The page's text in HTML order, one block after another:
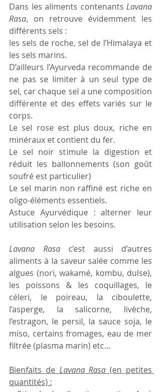
Dans les aliments contenants Lavana
Rasa, on retrouve évidemment les
différents sels :
les sels de roche, sel de l’Himalaya et
les sels marins.
D’ailleurs l’Ayurveda recommande de
ne pas se limiter à un seul type de
sel, car chaque sel a une composition
différente et des effets variés sur le
corps.
Le sel rose est plus doux, riche en
minéraux et contient du fer.
Le sel noir stimule la digestion et
réduit les ballonnements (son goût
soufré est particulier)
Le sel marin non raffiné est riche en
oligo-éléments essentiels.
Astuce Ayurvédique : alterner leur
utilisation selon les besoins.
Lavana Rasa c’est aussi d’autres
aliments à la saveur salée comme les
algues (nori, wakamé, kombu, dulse),
les poissons & les coquillages, le
céleri, le poireau, la ciboulette,
l’asperge, la salicorne, livèche,
l’estragon, le persil, la sauce soja, le
miso, certains fromages, eau de mer
filtrée (plasma marin) etc…
Bienfaits de Lavana Rasa (en petites
quantités) :